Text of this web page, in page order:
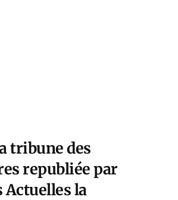
tribune des
republiée par
Actuelles la